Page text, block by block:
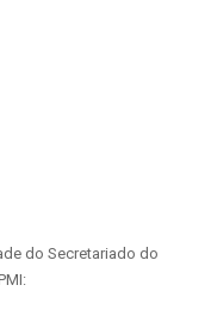
do Secretariado do